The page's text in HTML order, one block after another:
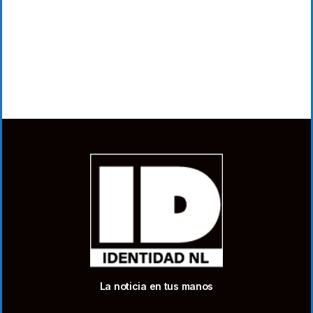
La noticia en tus manos